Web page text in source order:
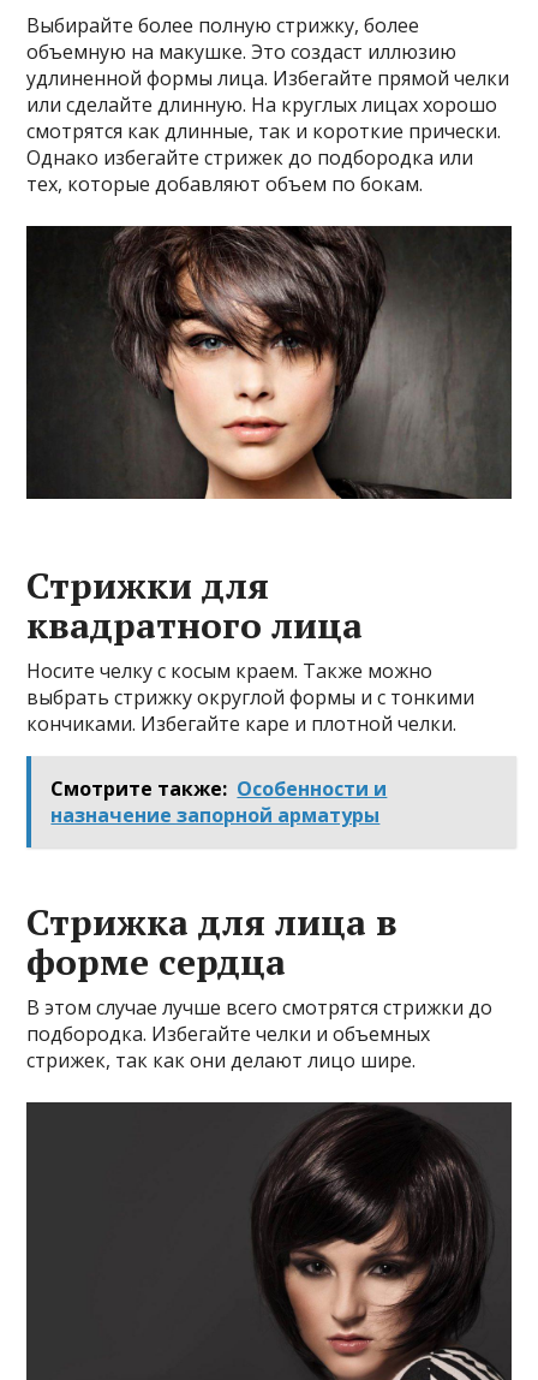
Выбирайте более полную стрижку, более
объемную на макушке. Это создаст иллюзию
удлиненной формы лица. Избегайте прямой челки
или сделайте длинную. На круглых лицах хорошо
смотрятся как длинные, так и короткие прически.
Однако избегайте стрижек до подбородка или
тех, которые добавляют объем по бокам.
Стрижки для
квадратного лица
Носите челку с косым краем. Также можно
выбрать стрижку округлой формы и с тонкими
кончиками. Избегайте каре и плотной челки.
Смотрите также: Особенности и
назначение запорной арматуры
Стрижка для лица в
форме сердца
В этом случае лучше всего смотрятся стрижки до
подбородка. Избегайте челки и объемных
стрижек, так как они делают лицо шире.